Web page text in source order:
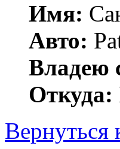
Имя:
Авто:
Владею
Откуда:
Вернуться